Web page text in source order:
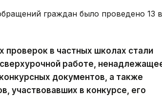
граждан было проведено 13
в частных школах стали
работе,
документов, а также
участвовавших в конкурсе, его